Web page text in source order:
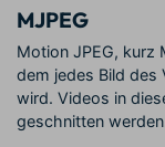
MJPEG
Motion JPEG, kurz
dem jedes Bild des
wird. Videos in
geschnitten